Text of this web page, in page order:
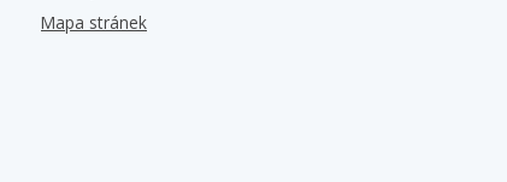
Mapa stránek